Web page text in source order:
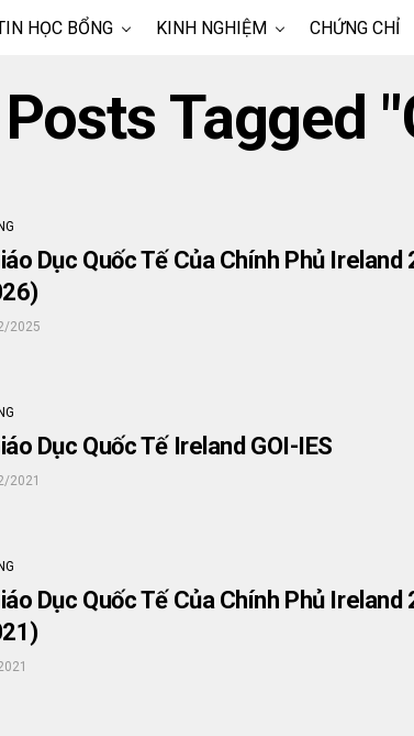
HỌC BỔNG KINH NGHIỆM CHỨNG CHỈ
Tagged
Dục Quốc Tế Của Chính Phủ Ireland
2025
Dục Quốc Tế Ireland GOI-IES
2021
Dục Quốc Tế Của Chính Phủ Ireland